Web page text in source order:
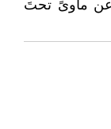
عن مأوىً تحتَ